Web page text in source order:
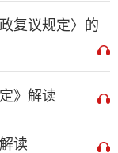
复议规定〉的
》解读
读